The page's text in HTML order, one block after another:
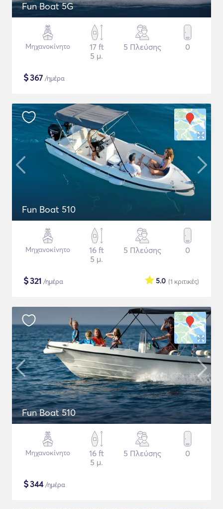
Fun Boat 5G
Μηχανοκίνητο
17 ft
5 μ.
5 Πλεύσης 0
$367 /ημέρα
Fun Boat 510
Μηχανοκίνητο
16 ft
5 μ.
5 Πλεύσης 0
$321 /ημέρα (1 κριτικές)
5.0
Fun Boat 510
Μηχανοκίνητο
16 ft
5 μ.
5 Πλεύσης 0
$344/ημέρα